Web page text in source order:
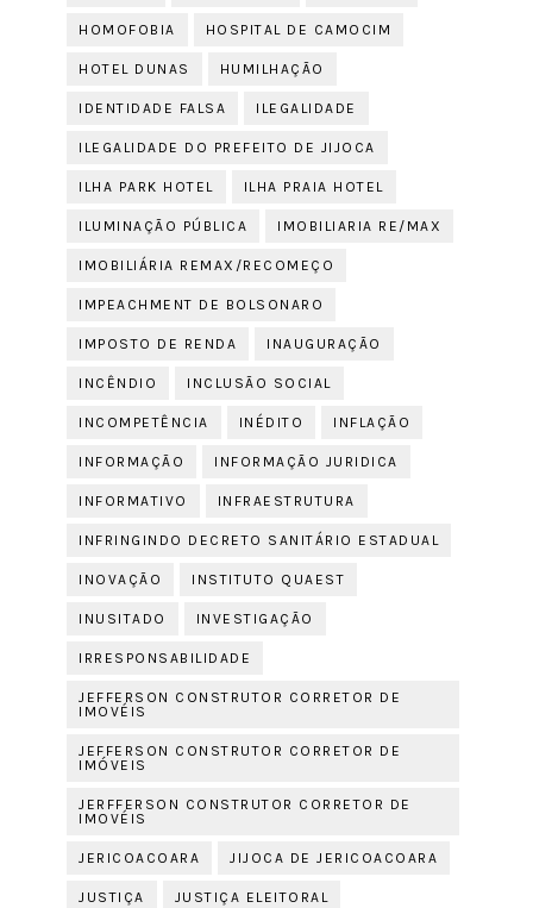
HOMOFOBIA HOSPITAL DE CAMOCIM
HOTEL DUNAS HUMILHAÇÃO
IDENTIDADE FALSA ILEGALIDADE
ILEGALIDADE DO PREFEITO DE JIJOCA
ILHA PARK HOTEL ILHA PRAIA HOTEL
ILUMINAÇÃO PÚBLICA IMOBILIARIA RE/MAX
IMOBILIÁRIA REMAX/RECOMEÇO
IMPEACHMENT DE BOLSONARO
IMPOSTO DE RENDA INAUGURAÇÃO
INCÊNDIO INCLUSÃO SOCIAL
INCOMPETÊNCIA INÉDITO INFLAÇÃO
INFORMAÇÃO INFORMAÇÃO JURIDICA
INFORMATIVO INFRAESTRUTURA
INFRINGINDO DECRETO SANITÁRIO ESTADUAL
INOVAÇÃO INSTITUTO QUAEST
INUSITADO INVESTIGAÇÃO
IRRESPONSABILIDADE
JEFFERSON CONSTRUTOR CORRETOR DE
IMOVÉIS
JEFFERSON CONSTRUTOR CORRETOR DE
IMÓVEIS
JERFFERSON CONSTRUTOR CORRETOR DE
IMOVÉIS
JERICOACOARA JIJOCA DE JERICOACOARA
JUSTIÇA JUSTIÇA ELEITORAL